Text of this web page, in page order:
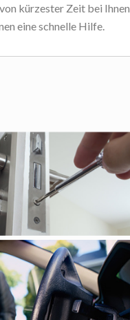
kürzester Zeit bei Ihnen
eine schnelle Hilfe.